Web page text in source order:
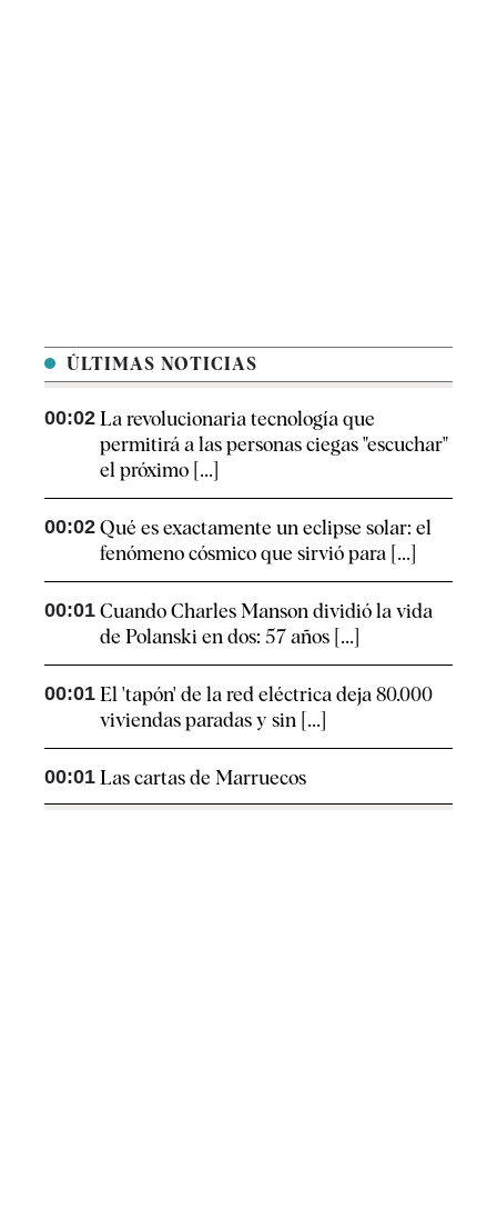
ÚLTIMAS NOTICIAS
00:02 La revolucionaria tecnología que
permitirá a las personas ciegas "escuchar"
el próximo [...]
00:02 Qué es exactamente un eclipse solar: el
fenómeno cósmico que sirvió para [...]
00:01 Cuando Charles Manson dividió la vida
de Polanski en dos: 57 años [...]
00:01 El 'tapón' de la red eléctrica deja 80.000
viviendas paradas y sin [...]
00:01 Las cartas de Marruecos